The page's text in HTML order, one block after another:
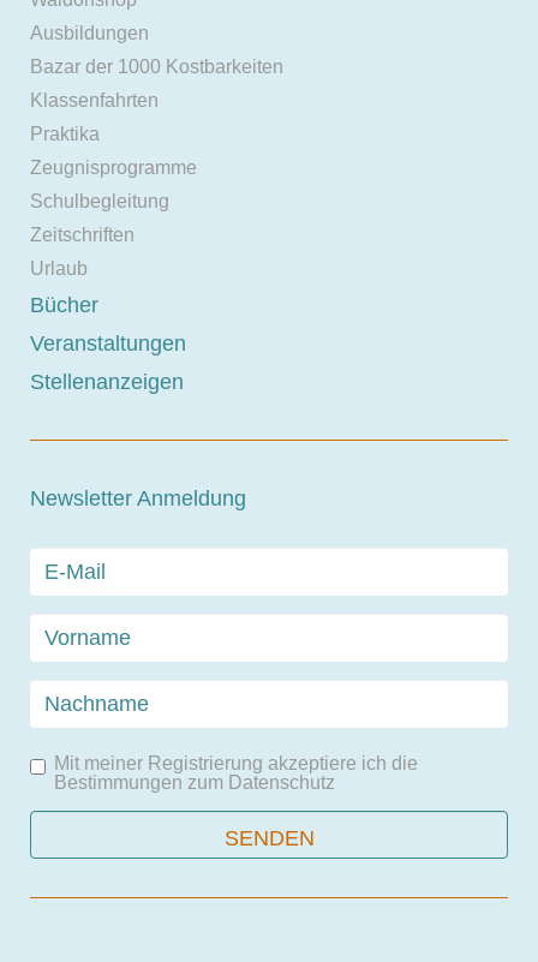
Ausbildungen
Bazar der 1000 Kostbarkeiten
Klassenfahrten
Praktika
Zeugnisprogramme
Schulbegleitung
Zeitschriften
Urlaub
Bücher
Veranstaltungen
Stellenanzeigen
Newsletter Anmeldung
Mit meiner Registrierung akzeptiere ich die
Bestimmungen zum Datenschutz